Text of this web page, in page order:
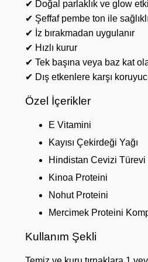
✔ Doğal parlaklık ve glow
✔ Şeffaf pembe ton ile
✔ İz bırakmadan uygulanır
✔ Hızlı kurur
✔ Tek başına veya baz kat
✔ Dış etkenlere karşı
Özel İçerikler
E Vitamini
Kayısı Çekirdeği Yağı
Hindistan Cevizi Türevi
Kinoa Proteini
Nohut Proteini
Mercimek Proteini
Kullanım Şekli